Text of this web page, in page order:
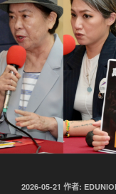
發
2026-05-21 作者: